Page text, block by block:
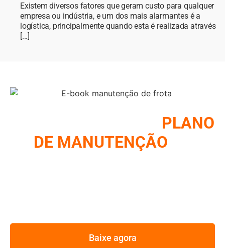
Existem diversos fatores que geram custo para qualquer
empresa ou indústria, e um dos mais alarmantes é a
logística, principalmente quando esta é realizada através
[...]
PLANO
DE MANUTENÇÃO
Baixe agora